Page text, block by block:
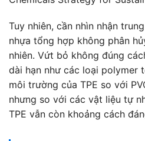
Tuy nhiên, cần nhìn nhận
nhựa tổng hợp không phân
nhiên. Vứt bỏ không đúng
dài hạn như các loại polymer
môi trường của TPE so với
nhưng so với các vật liệu tự
TPE vẫn còn khoảng cách